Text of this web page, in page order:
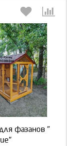
фазанов "
количество:
Отмена